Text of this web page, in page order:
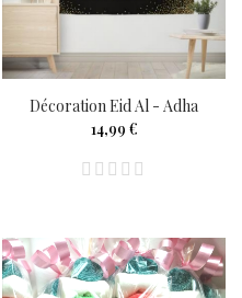
Décoration Eid Al - Adha
14,99 €